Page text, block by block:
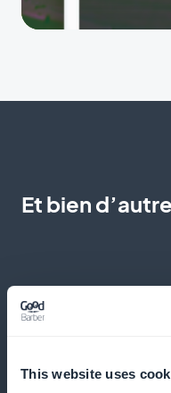
This website uses
Et bien
Suivi détaillé des